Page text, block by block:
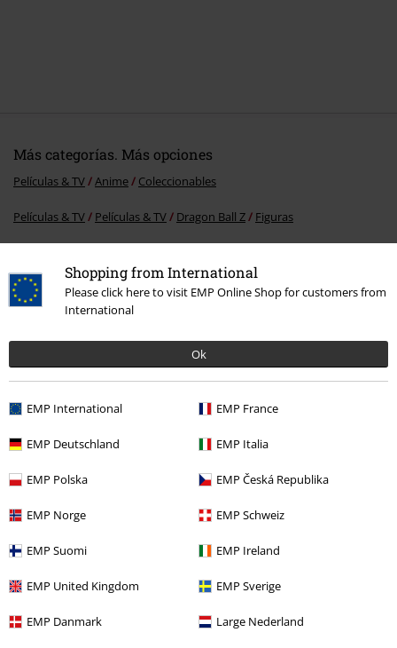
Shopping from International
Please click here to visit EMP Online Shop for customers from
International
Ok
EMP International EMP France
EMP Deutschland EMP Italia
EMP Polska EMP Česká Republika
EMP Norge EMP Schweiz
EMP Suomi EMP Ireland
EMP United Kingdom EMP Sverige
EMP Danmark Large Nederland
Más categorías. Más opciones
Películas & TV Anime Coleccionables
Películas & TV Películas & TV Dragon Ball Z Figuras
Películas & TV Hogar
E-mail Newsletter
¡Cheque regalo del 15% de descuento,
suscríbete ahora!
Doy mi consentimiento para recibir la newsletter de EMP y acepto que
personales con el fin de informarme de manera personalizada y regular
de acuerdo con lo establecido en la
Política de Privacidad. Puedo retirar